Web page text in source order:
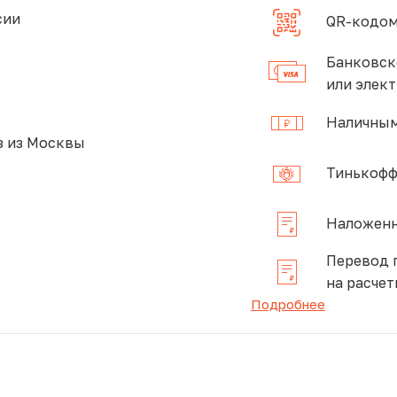
из Москвы
QR-
или
Перевод
на
Подробнее